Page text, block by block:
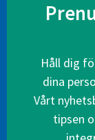
Håll dig
dina
Vårt
tipsen